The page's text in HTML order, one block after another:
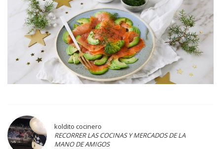
koldito cocinero
RECORRER LAS COCINAS Y MERCADOS DE LA
MANO DE AMIGOS